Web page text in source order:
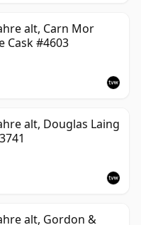
alt, Carn Mor
Cask #4603
alt, Douglas Laing
alt, Gordon &